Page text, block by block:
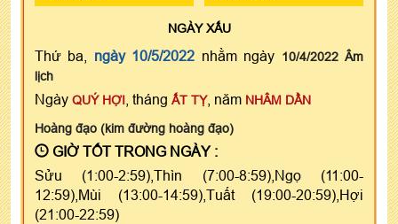
NGÀYXẤU
Thứ ba, ngày 10/5/2022 nhằm ngày 10/4/2022 Âm
lịch
Ngày QUÝ HỢI , tháng ẤT TỴ, năm NHÂM DẦN
Hoàng đạo (kim đường hoàng đạo)
GIỜ TỐT TRONG NGÀY :
Sửu (1:00-2:59),Thìn (7:00-8:59),Ngọ (11:00-
12:59),Mùi (13:00-14:59),Tuất (19:00-20:59),Hợi
(21:00-22:59)